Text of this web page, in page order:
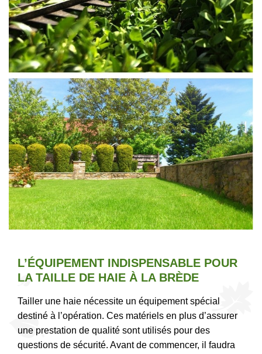
L’ÉQUIPEMENT INDISPENSABLE POUR
LA TAILLE DE HAIE À LA BRÈDE
Tailler une haie nécessite un équipement spécial
destiné à l’opération. Ces matériels en plus d’assurer
une prestation de qualité sont utilisés pour des
questions de sécurité. Avant de commencer, il faudra